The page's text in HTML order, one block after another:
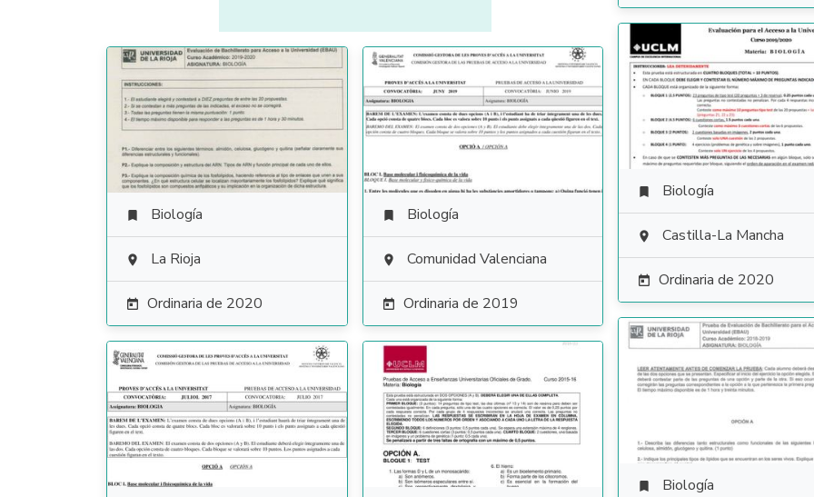
 Biología
 Castilla-La Mancha
 Ordinaria de 2020
 Biología
 La Rioja
 Ordinaria de 2020
 Biología
 Comunidad Valenciana
 Ordinaria de 2019
 Biología